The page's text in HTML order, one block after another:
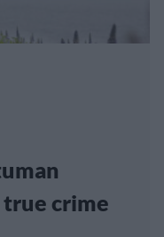
true crime